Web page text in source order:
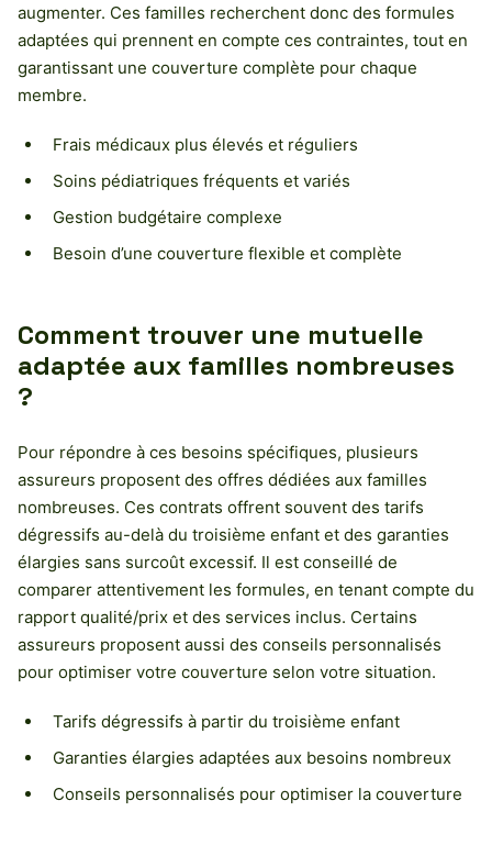
augmenter. Ces familles recherchent donc des formules
adaptées qui prennent en compte ces contraintes, tout en
garantissant une couverture complète pour chaque
membre.
Frais médicaux plus élevés et réguliers
Soins pédiatriques fréquents et variés
Gestion budgétaire complexe
Besoin d’une couverture flexible et complète
Comment trouver une mutuelle
adaptée aux familles nombreuses
?
Pour répondre à ces besoins spécifiques, plusieurs
assureurs proposent des offres dédiées aux familles
nombreuses. Ces contrats offrent souvent des tarifs
dégressifs au-delà du troisième enfant et des garanties
élargies sans surcoût excessif. Il est conseillé de
comparer attentivement les formules, en tenant compte du
rapport qualité/prix et des services inclus. Certains
assureurs proposent aussi des conseils personnalisés
pour optimiser votre couverture selon votre situation.
Tarifs dégressifs à partir du troisième enfant
Garanties élargies adaptées aux besoins nombreux
Conseils personnalisés pour optimiser la couverture